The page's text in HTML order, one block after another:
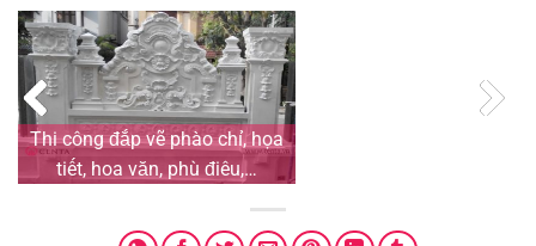
Thi công đắp vẽ phào chỉ, họa
tiết, hoa văn, phù điêu,…